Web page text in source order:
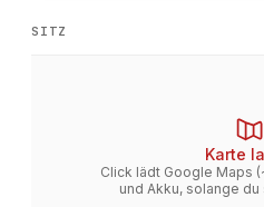
SITZ
Karte
Click lädt Google Maps
und Akku, solange